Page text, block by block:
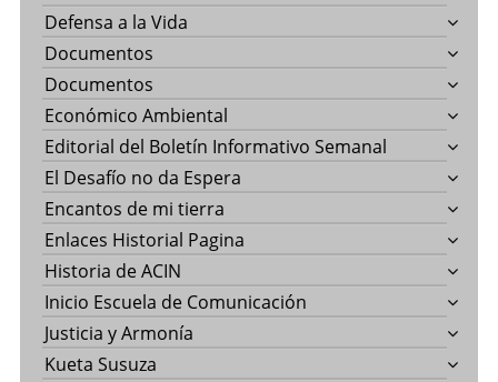
Defensa a la Vida
Documentos
Documentos
Económico Ambiental
Editorial del Boletín Informativo Semanal
El Desafío no da Espera
Encantos de mi tierra
Enlaces Historial Pagina
Historia de ACIN
Inicio Escuela de Comunicación
Justicia y Armonía
Kueta Susuza